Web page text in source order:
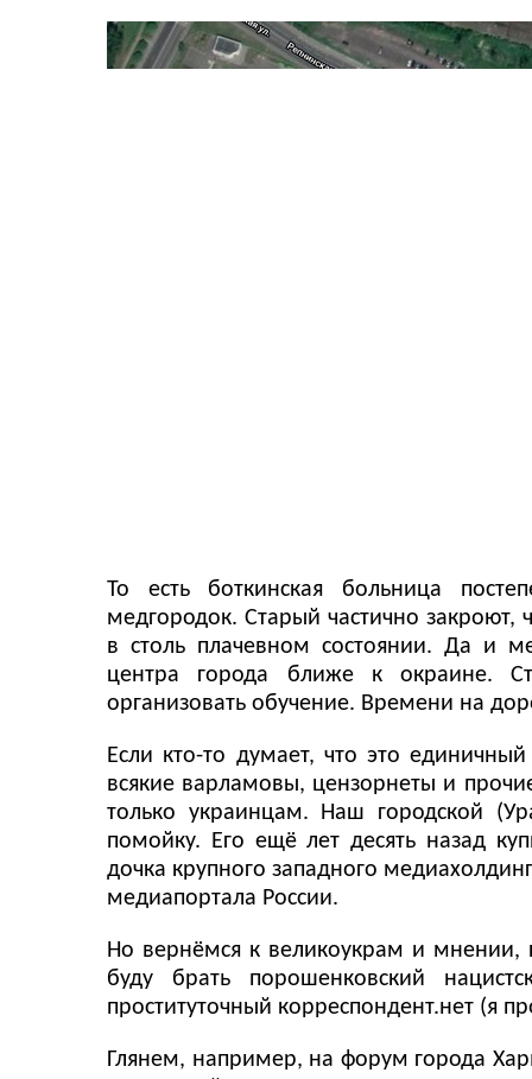
То есть боткинская больница
медгородок. Старый частично закроют,
в столь плачевном состоянии. Да и
центра города ближе к окраине.
организовать обучение. Времени на
Если кто-то думает, что это
всякие варламовы, цензорнеты и
только украинцам. Наш городской
помойку. Его ещё лет десять назад
дочка крупного западного
медиапортала России.
Но вернёмся к великоукрам и
буду брать порошенковский
проституточный корреспондент.нет (я
Глянем, например, на форум города